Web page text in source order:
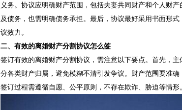
义务。协议应明确财产范围，包括夫妻共同财产和个人财
及债务，也需明确债务承担。最后，协议最好采用书面形
议效力。
二、有效的离婚财产分割协议怎么签
签订有效的离婚财产分割协议，需注意以下要点。首先，
分各类财产归属，避免模糊不清引发争议。财产范围要准
签订过程需遵循自愿、公平原则，不存在欺诈、胁迫等情形